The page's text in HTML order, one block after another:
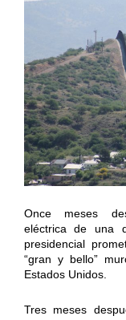
Once meses
eléctrica de una
presidencial
“gran y bello”
Estados Unidos.
Tres meses